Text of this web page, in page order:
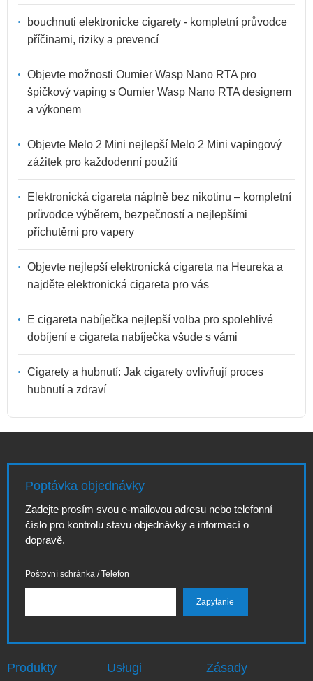
bouchnuti elektronicke cigarety - kompletní průvodce
příčinami, riziky a prevencí
Objevte možnosti Oumier Wasp Nano RTA pro
špičkový vaping s Oumier Wasp Nano RTA designem
a výkonem
Objevte Melo 2 Mini nejlepší Melo 2 Mini vapingový
zážitek pro každodenní použití
Elektronická cigareta náplně bez nikotinu – kompletní
průvodce výběrem, bezpečností a nejlepšími
příchutěmi pro vapery
Objevte nejlepší elektronická cigareta na Heureka a
najděte elektronická cigareta pro vás
E cigareta nabíječka nejlepší volba pro spolehlivé
dobíjení e cigareta nabíječka všude s vámi
Cigarety a hubnutí: Jak cigarety ovlivňují proces
hubnutí a zdraví
Poptávka objednávky
Zadejte prosím svou e-mailovou adresu nebo telefonní
číslo pro kontrolu stavu objednávky a informací o
dopravě.
Poštovní schránka / Telefon
Produkty Usługi Zásady